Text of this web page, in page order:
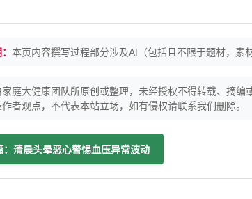
本页内容撰写过程部分涉及AI（包括且不限于题材，素
庭大健康团队所原创或整理，未经授权不得转载、摘编
者观点，不代表本站立场，如有侵权请联系我们删除。
：清晨头晕恶心警惕血压异常波动